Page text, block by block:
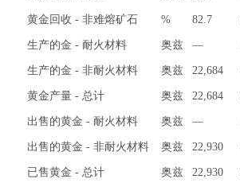
黄金回收 - 非难熔矿石 % 82.7
生产的金 - 耐火材料 奥兹 —
生产的金 - 非耐火材料 奥兹 22,684
黄金产量 - 总计 奥兹 22,684
出售的黄金 - 耐火材料 奥兹 —
出售的黄金 - 非耐火材料 奥兹 22,930
已售黄金 - 总计 奥兹 22,930